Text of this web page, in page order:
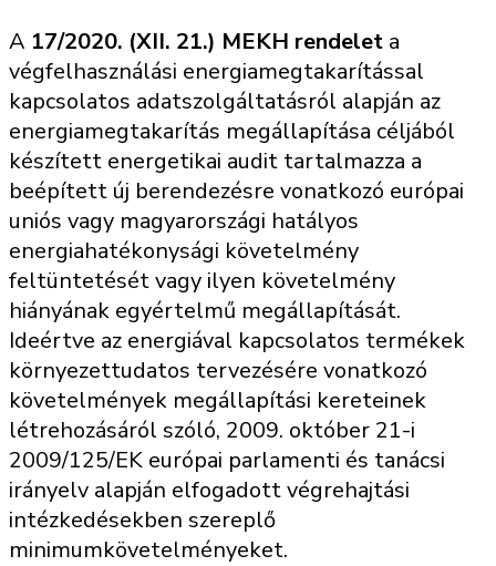
A 17/2020. (XII. 21.) MEKH rendelet a
végfelhasználási energiamegtakarítással
kapcsolatos adatszolgáltatásról alapján az
energiamegtakarítás megállapítása céljából
készített energetikai audit tartalmazza a
beépített új berendezésre vonatkozó európai
uniós vagy magyarországi hatályos
energiahatékonysági követelmény
feltüntetését vagy ilyen követelmény
hiányának egyértelmű megállapítását.
Ideértve az energiával kapcsolatos termékek
környezettudatos tervezésére vonatkozó
követelmények megállapítási kereteinek
létrehozásáról szóló, 2009. október 21-i
2009/125/EK európai parlamenti és tanácsi
irányelv alapján elfogadott végrehajtási
intézkedésekben szereplő
minimumkövetelményeket.